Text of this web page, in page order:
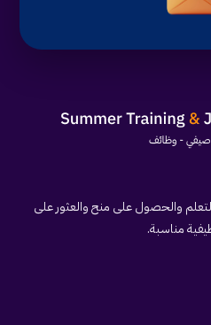
والحصول على منح والعثور على
مناسبة.